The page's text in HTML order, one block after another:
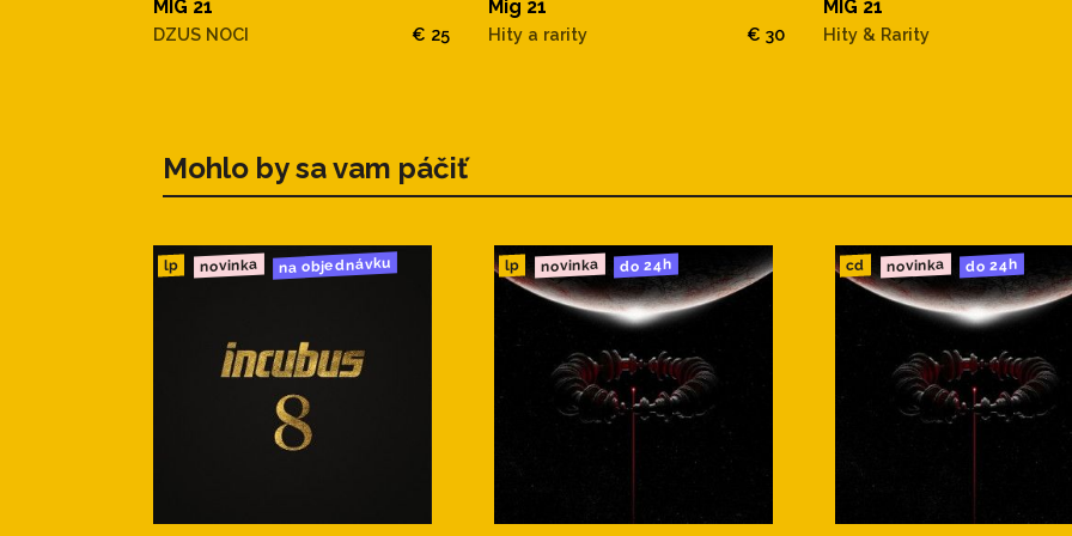
MIG 21
DZUS NOCI € 25
Mig 21
Hity a rarity € 30
MIG 21
Hity & Rarity
Mohlo by sa vam páčiť
lp novinka na objednávku lp novinka do 24h cd novinka do 24h